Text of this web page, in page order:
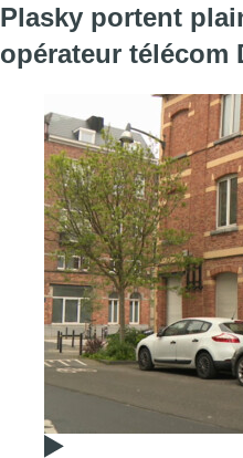
Plasky portent
opérateur télécom